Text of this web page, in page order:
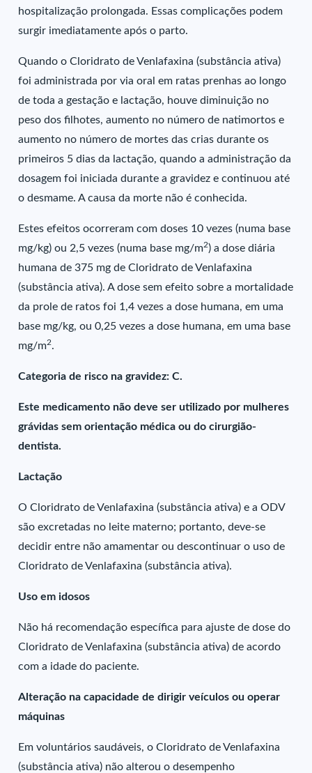
hospitalização prolongada. Essas complicações podem
surgir imediatamente após o parto.
Quando o Cloridrato de Venlafaxina (substância ativa)
foi administrada por via oral em ratas prenhas ao longo
de toda a gestação e lactação, houve diminuição no
peso dos filhotes, aumento no número de natimortos e
aumento no número de mortes das crias durante os
primeiros 5 dias da lactação, quando a administração da
dosagem foi iniciada durante a gravidez e continuou até
o desmame. A causa da morte não é conhecida.
Estes efeitos ocorreram com doses 10 vezes (numa base
mg/kg) ou 2,5 vezes (numa base mg/m2) a dose diária
humana de 375 mg de Cloridrato de Venlafaxina
(substância ativa). A dose sem efeito sobre a mortalidade
da prole de ratos foi 1,4 vezes a dose humana, em uma
base mg/kg, ou 0,25 vezes a dose humana, em uma base
mg/m2.
Categoria de risco na gravidez: C.
Este medicamento não deve ser utilizado por mulheres
grávidas sem orientação médica ou do cirurgião-
dentista.
Lactação
O Cloridrato de Venlafaxina (substância ativa) e a ODV
são excretadas no leite materno; portanto, deve-se
decidir entre não amamentar ou descontinuar o uso de
Cloridrato de Venlafaxina (substância ativa).
Uso em idosos
Não há recomendação específica para ajuste de dose do
Cloridrato de Venlafaxina (substância ativa) de acordo
com a idade do paciente.
Alteração na capacidade de dirigir veículos ou operar
máquinas
Em voluntários saudáveis, o Cloridrato de Venlafaxina
(substância ativa) não alterou o desempenho